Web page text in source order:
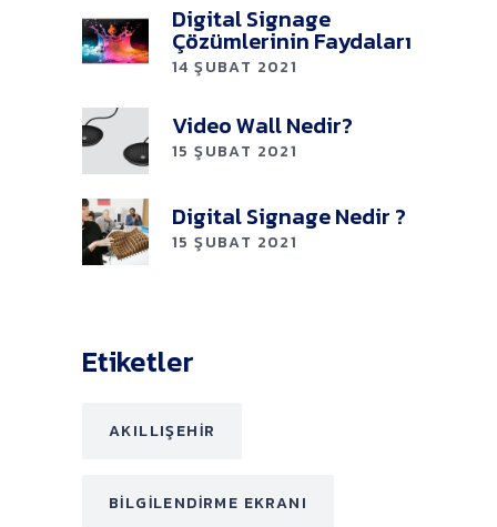
Digital Signage
Çözümlerinin Faydaları
14 ŞUBAT 2021
Video Wall Nedir?
15 ŞUBAT 2021
Digital Signage Nedir ?
15 ŞUBAT 2021
Etiketler
AKILLIŞEHIR
BILGILENDIRME EKRANI